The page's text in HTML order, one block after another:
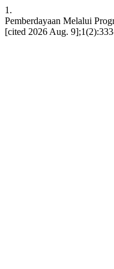
1.
Pemberdayaan Melalui
[cited 2026 Aug.